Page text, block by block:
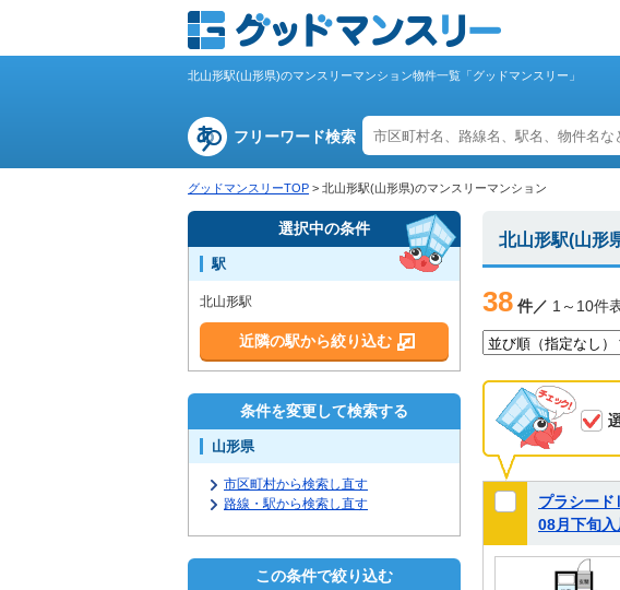
北山形駅(山形県)のマンスリーマンション物件一覧「グッドマンスリー」
フリーワード検索
グッドマンスリーTOP > 北山形駅(山形県)のマンスリーマンション
北山形駅(山形
38 件／ 1～10件
プラシー
08月下旬
選択中の条件
駅
北山形駅
近隣の駅から絞り込む
条件を変更して検索する
山形県
市区町村から検索し直す
路線・駅から検索し直す
この条件で絞り込む